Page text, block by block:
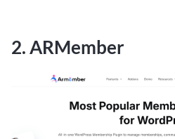
2. ARMember